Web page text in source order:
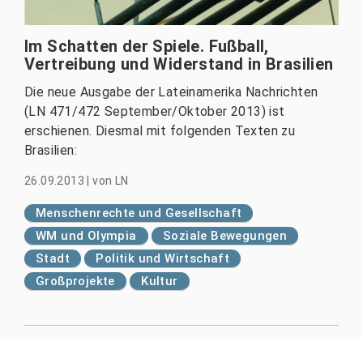
Im Schatten der Spiele. Fußball,
Vertreibung und Widerstand in Brasilien
Die neue Ausgabe der Lateinamerika Nachrichten
(LN 471/472 September/Oktober 2013) ist
erschienen. Diesmal mit folgenden Texten zu
Brasilien:
26.09.2013 |von LN
Menschenrechte und Gesellschaft
WM und Olympia
Soziale Bewegungen
Stadt
Politik und Wirtschaft
Großprojekte
Kultur